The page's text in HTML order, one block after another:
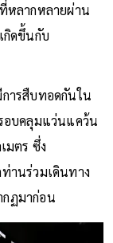
หลากหลายผ่าน
กิดขึ้นกับ
ารสืบทอดกันใน
อบคลุมแว่นแคว้น
มตร ซึ่ง
านร่วมเดินทาง
ฏมาก่อน